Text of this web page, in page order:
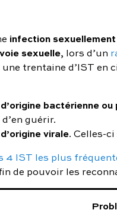
infection
sexuelle, lors d’un
trentaine d’IST en
bactérienne
guérir.
virale. Celles-
4 IST les plus
de pouvoir les